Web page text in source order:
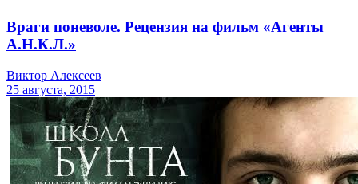
Враги поневоле. Рецензия на фильм «Агенты
А.Н.К.Л.»
Виктор Алексеев
25 августа, 2015